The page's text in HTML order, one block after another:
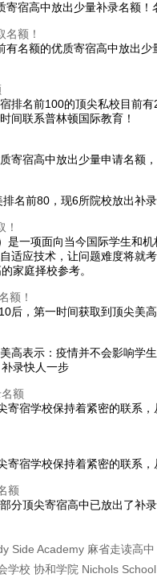
宿高中放出少量补录名额
额！
名额的优质寄宿高中放出
排名前100的顶尖私校目前
间联系普林顿国际教育！
寄宿高中放出少量申请名额
名前80，现6所院校放出补
是一项面向当今国际学生和
适应技术，让问题难度将就
家庭择校参考。
额！
后，第一时间获取到顶尖美
高表示：疫情并不会影响
录快人一步
额
寄宿学校保持着紧密的联系
寄宿学校保持着紧密的联系
额
分顶尖寄宿高中已放出了补
Side Academy 麻省走读高中
学校 协和学院 Nichols School